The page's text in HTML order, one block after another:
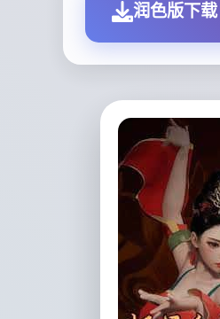
润色版下载